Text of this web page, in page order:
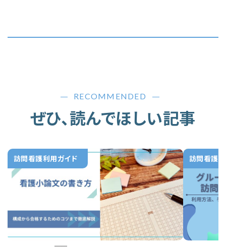
RECOMMENDED
ぜひ、読んでほしい記事
訪問看護利用ガイド 訪問看護